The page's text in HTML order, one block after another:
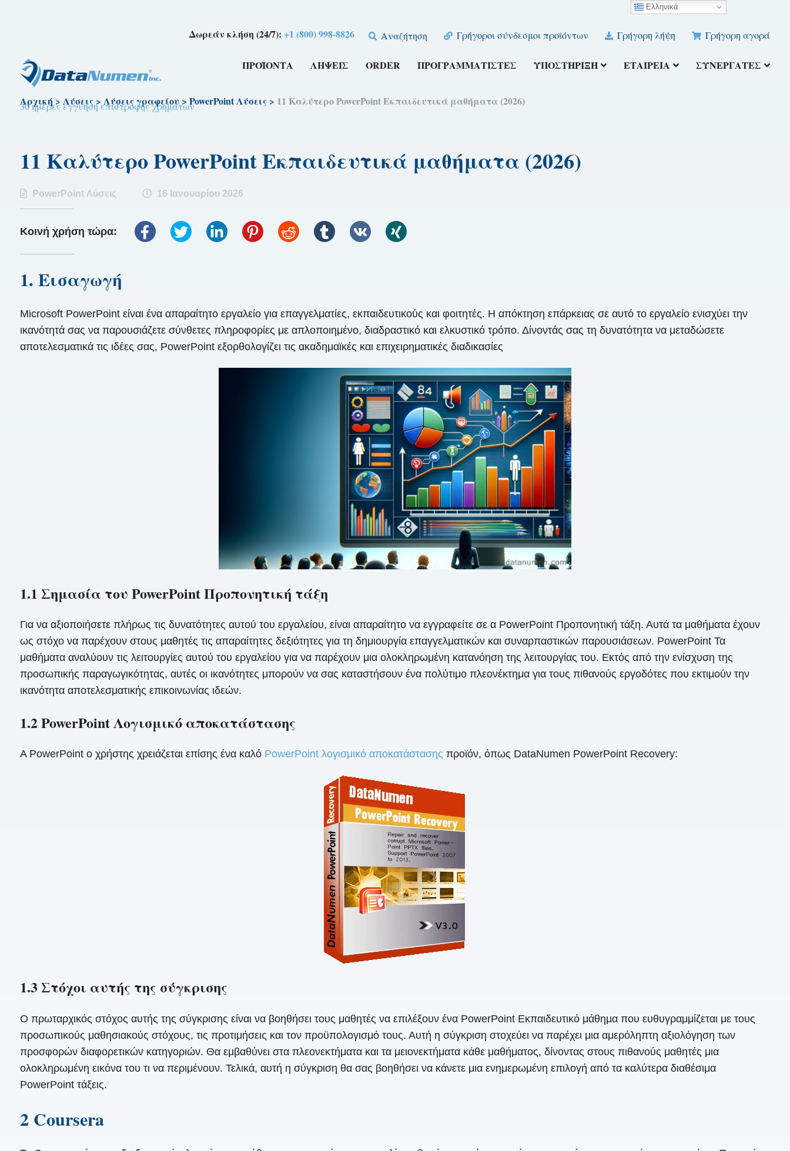
Δωρεάν κλήση (24/7):+1 (800) 998-8826 Αναζήτηση Γρήγοροι σύνδεσμοι προϊόντων Γρήγορη λήψη Γρήγορη αγορά
30 ημέρες εγγύηση επιστροφής χρημάτων
ΠΡΟΪΌΝΤΑ ΛΉΨΕΙΣ ORDER ΠΡΟΓΡΑΜΜΑΤΙΣΤΈΣ ΥΠΟΣΤΉΡΙΞΗ ΕΤΑΙΡΕΊΑ ΣΥΝΕΡΓΆΤΕΣ
Αρχική > Λύσεις> Λύσεις γραφείου> PowerPoint Λύσεις> 11 Καλύτερο PowerPoint Εκπαιδευτικά μαθήματα (2026)
11 Καλύτερο PowerPoint Εκπαιδευτικά μαθήματα (2026)
PowerPoint Λύσεις 16 Ιανουαρίου 2026
Κοινή χρήση τώρα:
1. Εισαγωγή
Microsoft PowerPoint είναι ένα απαραίτητο εργαλείο για επαγγελματίες, εκπαιδευτικούς και φοιτητές. Η απόκτηση επάρκειας σε αυτό το εργαλείο ενισχύει την
ικανότητά σας να παρουσιάζετε σύνθετες πληροφορίες με απλοποιημένο, διαδραστικό και ελκυστικό τρόπο. Δίνοντάς σας τη δυνατότητα να μεταδώσετε
αποτελεσματικά τις ιδέες σας, PowerPoint εξορθολογίζει τις ακαδημαϊκές και επιχειρηματικές διαδικασίες
1.1 Σημασία του PowerPoint Προπονητική τάξη
Για να αξιοποιήσετε πλήρως τις δυνατότητες αυτού του εργαλείου, είναι απαραίτητο να εγγραφείτε σε α PowerPoint Προπονητική τάξη. Αυτά τα μαθήματα έχουν
ως στόχο να παρέχουν στους μαθητές τις απαραίτητες δεξιότητες για τη δημιουργία επαγγελματικών και συναρπαστικών παρουσιάσεων. PowerPoint Τα
μαθήματα αναλύουν τις λειτουργίες αυτού του εργαλείου για να παρέχουν μια ολοκληρωμένη κατανόηση της λειτουργίας του. Εκτός από την ενίσχυση της
προσωπικής παραγωγικότητας, αυτές οι ικανότητες μπορούν να σας καταστήσουν ένα πολύτιμο πλεονέκτημα για τους πιθανούς εργοδότες που εκτιμούν την
ικανότητα αποτελεσματικής επικοινωνίας ιδεών.
1.2 PowerPoint Λογισμικό αποκατάστασης
A PowerPoint ο χρήστης χρειάζεται επίσης ένα καλό PowerPoint λογισμικό αποκατάστασης προϊόν, όπως DataNumen PowerPoint Recovery:
1.3 Στόχοι αυτής της σύγκρισης
Ο πρωταρχικός στόχος αυτής της σύγκρισης είναι να βοηθήσει τους μαθητές να επιλέξουν ένα PowerPoint Εκπαιδευτικό μάθημα που ευθυγραμμίζεται με τους
προσωπικούς μαθησιακούς στόχους, τις προτιμήσεις και τον προϋπολογισμό τους. Αυτή η σύγκριση στοχεύει να παρέχει μια αμερόληπτη αξιολόγηση των
προσφορών διαφορετικών κατηγοριών. Θα εμβαθύνει στα πλεονεκτήματα και τα μειονεκτήματα κάθε μαθήματος, δίνοντας στους πιθανούς μαθητές μια
ολοκληρωμένη εικόνα του τι να περιμένουν. Τελικά, αυτή η σύγκριση θα σας βοηθήσει να κάνετε μια ενημερωμένη επιλογή από τα καλύτερα διαθέσιμα
PowerPoint τάξεις.
2 Coursera
Ελληνικά